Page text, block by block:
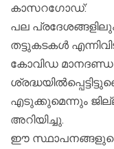
കാസറഗോഡ്:
പല
തട്ടുകടകൾ
കോവിഡ
എടുക്കുമെന്നും
അറിയിച്ചു.
ഈ